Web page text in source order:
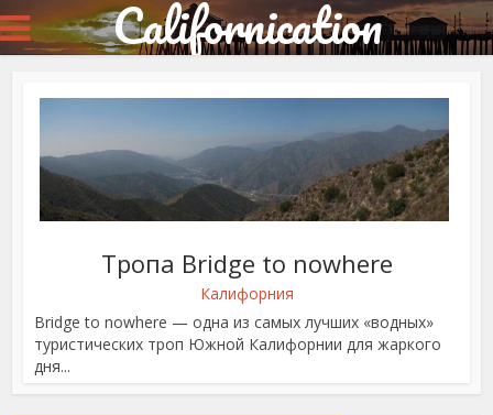
Californication
Тропа Bridge to nowhere
Калифорния
Bridge to nowhere — одна из самых лучших «водных»
туристических троп Южной Калифорнии для жаркого
дня...